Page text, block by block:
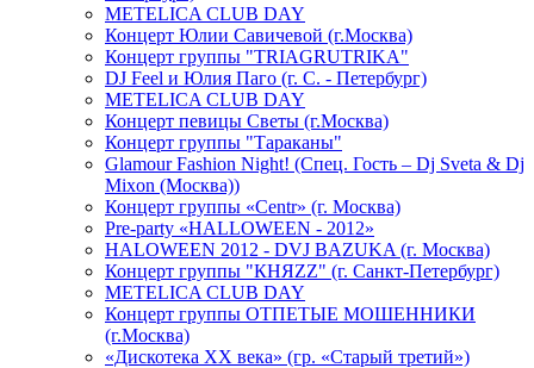
METELICA CLUB DAY
Концерт Юлии Савичевой (г.Москва)
Концерт группы "TRIAGRUTRIKA"
DJ Feel и Юлия Паго (г. С. - Петербург)
METELICA CLUB DAY
Концерт певицы Светы (г.Москва)
Концерт группы "Тараканы"
Glamour Fashion Night! (Спец. Гость – Dj Sveta & Dj
Mixon (Москва))
Концерт группы «Centr» (г. Москва)
Pre-party «HALLOWEEN - 2012»
HALOWEEN 2012 - DVJ BAZUKA (г. Москва)
Концерт группы "КНЯZZ" (г. Санкт-Петербург)
METELICA CLUB DAY
Концерт группы ОТПЕТЫЕ МОШЕННИКИ
(г.Москва)
«Дискотека ХХ века» (гр. «Старый третий»)